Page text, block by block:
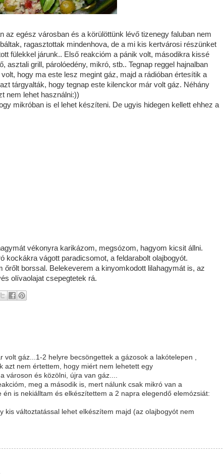
az egész városban és a körülöttünk lévő tizenegy faluban nem
ragasztottak mindenhova, de a mi kis kertvárosi részünket
fülekkel járunk.. Első reakcióm a pánik volt, másodikra kissé
asztali grill, párolóedény, mikró, stb.. Tegnap reggel hajnalban
hogy ma este lesz megint gáz, majd a rádióban értesítik a
tárgyalták, hogy tegnap este kilenckor már volt gáz. Néhány
nem lehet használni:))
mikróban is el lehet készíteni. De ugyis hidegen kellett ehhez a
vékonyra karikázom, megsózom, hagyom kicsit állni.
kockákra vágott paradicsomot, a feldarabolt olajbogyót.
borssal. Belekeverem a kinyomkodott lilahagymát is, az
olívaolajat csepegtetek rá.
volt gáz...1-2 helyre becsöngettek a gázosok a lakótelepen ,
azt nem értettem, hogy miért nem lehetett egy
városon és közölni, újra van gáz....
meg a második is, mert nálunk csak mikró van a
is nekiálltam és elkészítettem a 2 napra elegendő elemózsiát:
kis változtatással lehet elkészítem majd (az olajbogyót nem